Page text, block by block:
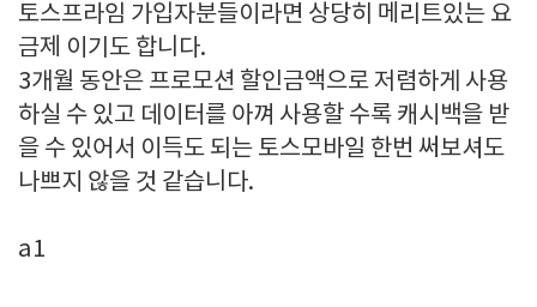
토스프라임 가입자분들이라면 상당히 메리트있는 요
금제 이기도 합니다.
3개월 동안은 프로모션 할인금액으로 저렴하게 사용
하실 수 있고 데이터를 아껴 사용할 수록 캐시백을 받
을 수 있어서 이득도 되는 토스모바일 한번 써보셔도
나쁘지 않을 것 같습니다.
a1